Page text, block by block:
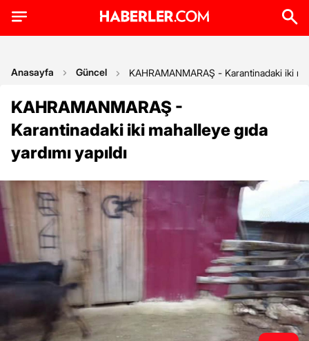
Anasayfa Güncel KAHRAMANMARAŞ - Karantinadaki iki
KAHRAMANMARAŞ -
Karantinadaki iki mahalleye gıda
yardımı yapıldı